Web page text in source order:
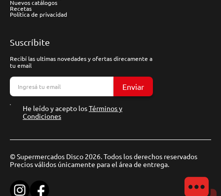
Nuevos catálogos
Recetas
Política de privacidad
Suscríbite
Recibí las ultimas novedades y ofertas direcamente a
tu email
Enviar
He leído y acepto losTérminos y
Condiciones
© Supermercados Disco 2026. Todos los derechos reservados
Precios válidos únicamente para el área de entrega.